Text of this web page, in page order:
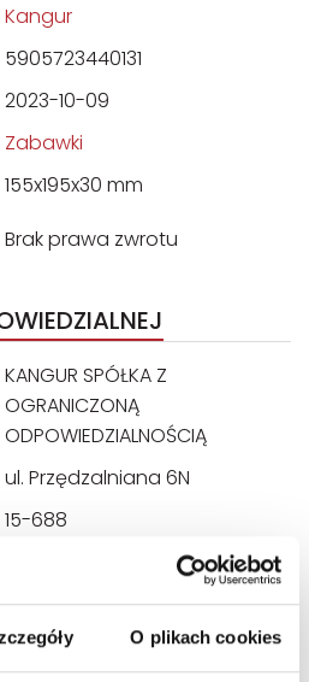
O plikach cookies
Kangur
5905723440131
2023-10-09
Zabawki
155x195x30 mm
Brak prawa zwrotu
KANGUR SPÓŁKA Z
OGRANICZONĄ
ODPOWIEDZIALNOŚCIĄ
ul. Przędzalniana 6N
15-688
info@ekangur.pl